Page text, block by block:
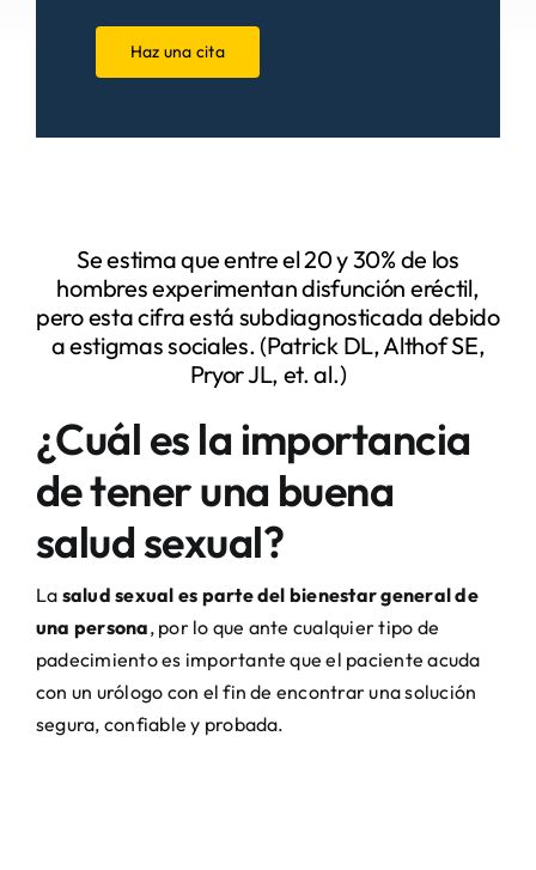
Haz una cita
Se estima que entre el 20 y 30% de los
hombres experimentan disfunción eréctil,
pero esta cifra está subdiagnosticada debido
a estigmas sociales. (Patrick DL, Althof SE,
Pryor JL, et. al.)
¿Cuál es la importancia
de tener una buena
salud sexual?
La salud sexual es parte del bienestar general de
una persona, por lo que ante cualquier tipo de
padecimiento es importante que el paciente acuda
con un urólogo con el fin de encontrar una solución
segura, confiable y probada.